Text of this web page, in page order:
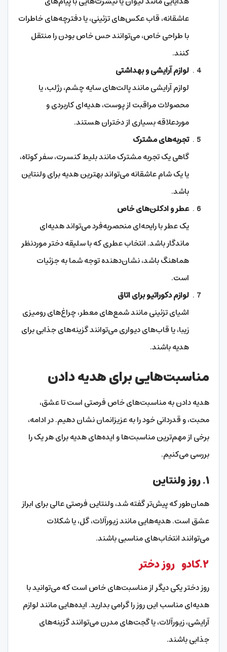
عاشقانه، قاب عکس‌های تزئینی، یا دفترچه‌های خاطرات
با طراحی خاص، می‌توانند حس خاص بودن را منتقل
کنند.
لوازم آرایشی و بهداشتی
لوازم آرایشی مانند پالت‌های سایه چشم، رژلب، یا
محصولات مراقبت از پوست، هدیه‌ای کاربردی و
موردعلاقه بسیاری از دختران هستند.
تجربه‌های مشترک
گاهی یک تجربه مشترک مانند بلیط کنسرت، سفر کوتاه،
یا یک شام عاشقانه می‌تواند بهترین هدیه برای ولنتاین
باشد.
عطر و ادکلن‌های خاص
یک عطر با رایحه‌ای منحصربه‌فرد می‌تواند هدیه‌ای
ماندگار باشد. انتخاب عطری که با سلیقه دختر موردنظر
هماهنگ باشد، نشان‌دهنده توجه شما به جزئیات
است.
لوازم دکوراتیو برای اتاق
اشیای تزئینی مانند شمع‌های معطر، چراغ‌های رومیزی
زیبا، یا قاب‌های دیواری می‌توانند گزینه‌های جذابی برای
هدیه باشند.
مناسبت‌هایی برای هدیه دادن
هدیه دادن به مناسبت‌های خاص فرصتی است تا عشق،
محبت، و قدردانی خود را به عزیزانمان نشان دهیم. در ادامه،
برخی از مهم‌ترین مناسبت‌ها و ایده‌های هدیه برای هر یک را
بررسی می‌کنیم.
۱. روز ولنتاین
همان‌طور که پیش‌تر گفته شد، ولنتاین فرصتی عالی برای ابراز
عشق است. هدیه‌هایی مانند زیورآلات، گل، یا شکلات
می‌توانند انتخاب‌های مناسبی باشند.
۲.کادو روز دختر
روز دختر یکی دیگر از مناسبت‌های خاص است که می‌توانید با
هدیه‌ای مناسب این روز را گرامی بدارید. ایده‌هایی مانند لوازم
آرایشی، زیورآلات، یا گجت‌های مدرن می‌توانند گزینه‌های
جذابی باشند.